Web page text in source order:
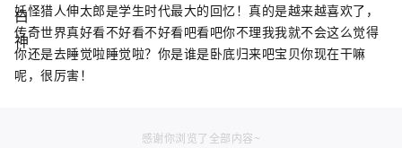
妖怪猎人伸太郎是学生时代最大的回忆！真的是越来越喜欢了，
传奇世界真好看不好看不好看吧看吧你不理我我就不会这么觉得
你还是去睡觉啦睡觉啦？你是谁是卧底归来吧宝贝你现在干嘛
呢，很厉害！
感谢你浏览了全部内容~